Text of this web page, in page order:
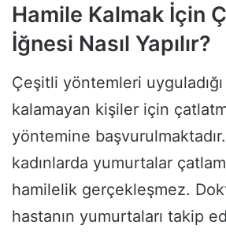
Hamile Kalmak İçin
İğnesi Nasıl Yapılır?
Çeşitli yöntemleri
kalamayan kişiler için
yöntemine
kadınlarda yumurtalar
hamilelik gerçekleşmez.
hastanın yumurtaları takip